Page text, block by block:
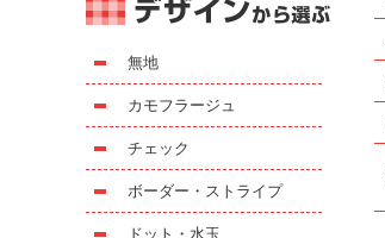
無地
カモフラージュ
チェック
ボーダー・ストライプ
ドット・水玉